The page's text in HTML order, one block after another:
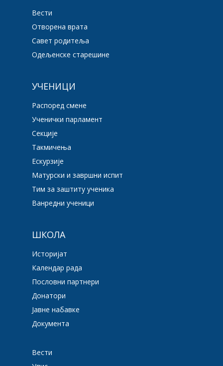
Вести
Отворена врата
Савет родитеља
Одељенске старешине
УЧЕНИЦИ
Распоред смене
Ученички парламент
Секције
Такмичења
Ескурзије
Матурски и завршни испит
Тим за заштиту ученика
Ванредни ученици
ШКОЛА
Историјат
Календар рада
Пословни партнери
Донатори
Јавне набавке
Документа
Вести